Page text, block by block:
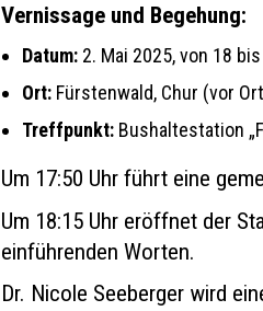
Vernissage und Begehung:
Datum: 2. Mai 2025, von 18
Ort: Fürstenwald, Chur (vor
Treffpunkt: Bushaltestation
Um 17:50 Uhr führt eine
Um 18:15 Uhr eröffnet der
einführenden Worten.
Dr. Nicole Seeberger wird